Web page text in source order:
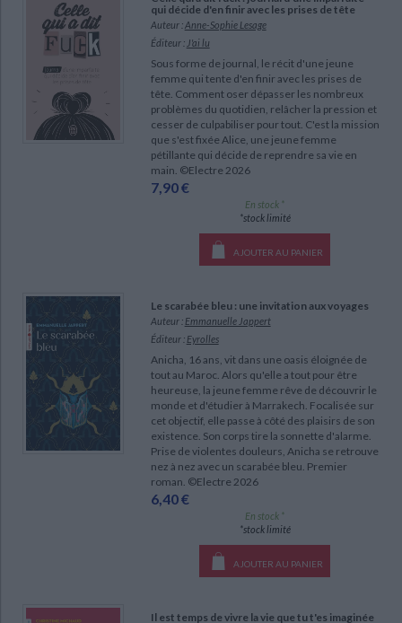
Bibliothèque de la Pléiade Critique et histoire littéraire
Classiques scolaires
Audio - Livres lus
Littérature en version originale Humour
Ecologie - Environnement Religions - Spiritualités
Histoire de France
Histoire des pays
Histoire ancienne Géographie
Culture scientifique
qui décide d'en finir avec les prises de tête
Auteur :Anne-Sophie Lesage
Éditeur : J'ai lu
Sous forme de journal, le récit d'une jeune
femme qui tente d'en finir avec les prises de
tête. Comment oser dépasser les nombreux
problèmes du quotidien, relâcher la pression et
cesser de culpabiliser pour tout. C'est la mission
que s'est fixée Alice, une jeune femme
pétillante qui décide de reprendre sa vie en
main. ©Electre 2026
7,90 €
En stock *
*stock limité
AJOUTER AU PANIER
Le scarabée bleu : une invitation aux voyages
Auteur : Emmanuelle Jappert
Éditeur : Eyrolles
Anicha, 16 ans, vit dans une oasis éloignée de
tout au Maroc. Alors qu'elle a tout pour être
heureuse, la jeune femme rêve de découvrir le
monde et d'étudier à Marrakech. Focalisée sur
cet objectif, elle passe à côté des plaisirs de son
existence. Son corps tire la sonnette d'alarme.
Prise de violentes douleurs, Anicha se retrouve
nez à nez avec un scarabée bleu. Premier
roman. ©Electre 2026
6,40 €
En stock *
*stock limité
AJOUTER AU PANIER
Il est temps de vivre la vie que tu t'es imaginée